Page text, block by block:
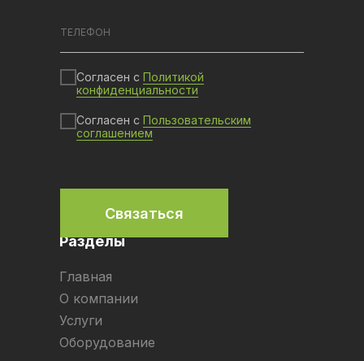
Разделы
Главная
О компании
Услуги
Оборудование
Согласен с Политикой
конфиденциальности
Согласен с Пользовательским
соглашением
Связаться